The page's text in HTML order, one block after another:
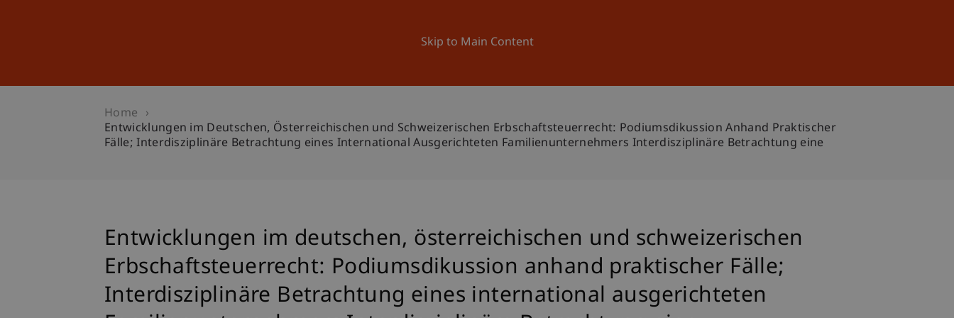
Skip to Main Content
University News and Events
Home
Entwicklungen im Deutschen, Österreichischen und Schweizerischen Erbschaftsteuerrecht: Podiumsdikussion Anhand Praktischer
Fälle; Interdisziplinäre Betrachtung eines International Ausgerichteten Familienunternehmers Interdisziplinäre Betrachtung eine
Entwicklungen im deutschen, österreichischen und schweizerischen
Erbschaftsteuerrecht: Podiumsdikussion anhand praktischer Fälle;
Interdisziplinäre Betrachtung eines international ausgerichteten